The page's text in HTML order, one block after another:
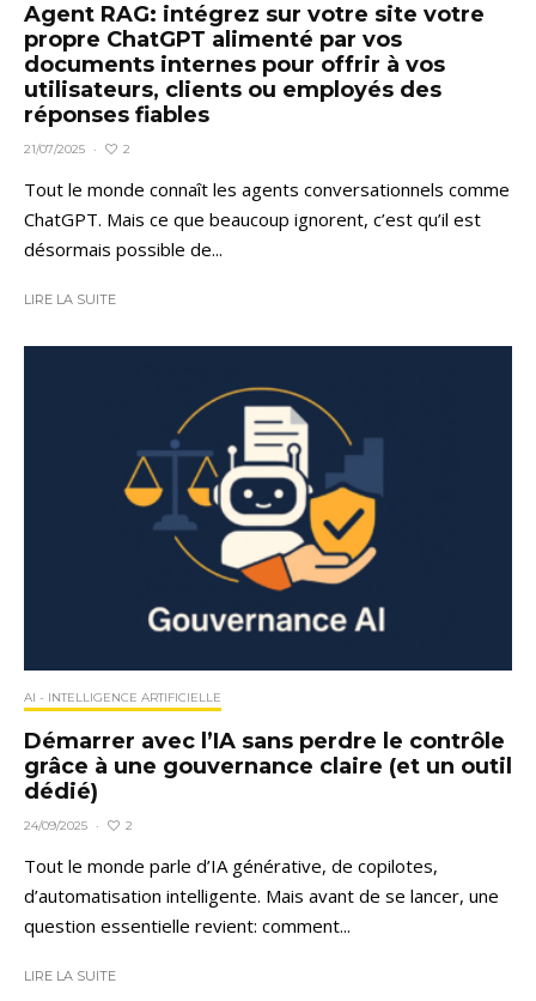
Agent RAG: intégrez sur votre site votre
propre ChatGPT alimenté par vos
documents internes pour offrir à vos
utilisateurs, clients ou employés des
réponses fiables
21/07/2025 · 2
Tout le monde connaît les agents conversationnels comme
ChatGPT. Mais ce que beaucoup ignorent, c’est qu’il est
désormais possible de...
LIRE LA SUITE
AI - INTELLIGENCE ARTIFICIELLE
Démarrer avec l’IA sans perdre le contrôle
grâce à une gouvernance claire (et un outil
dédié)
24/09/2025 · 2
Tout le monde parle d’IA générative, de copilotes,
d’automatisation intelligente. Mais avant de se lancer, une
question essentielle revient: comment...
LIRE LA SUITE